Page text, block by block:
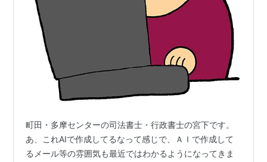
町田・多摩センターの司法書士・行政書士の宮下です。
あ、これAIで作成してるなって感じで、ＡＩで作成して
るメール等の雰囲気も最近ではわかるようになってきま